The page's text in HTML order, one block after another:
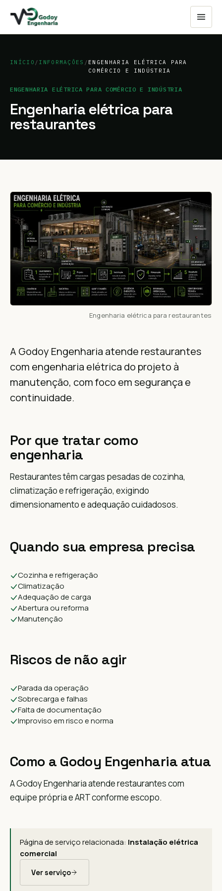
INÍCIO / INFORMAÇÕES / ENGENHARIA ELÉTRICA PARA
COMÉRCIO E INDÚSTRIA
ENGENHARIA ELÉTRICA PARA COMÉRCIO E INDÚSTRIA
Engenharia elétrica para
restaurantes
Engenharia elétrica para restaurantes
A Godoy Engenharia atende restaurantes
com engenharia elétrica do projeto à
manutenção, com foco em segurança e
continuidade.
Por que tratar como
engenharia
Restaurantes têm cargas pesadas de cozinha,
climatização e refrigeração, exigindo
dimensionamento e adequação cuidadosos.
Quando sua empresa precisa
Cozinha e refrigeração
Climatização
Adequação de carga
Abertura ou reforma
Manutenção
Riscos de não agir
Parada da operação
Sobrecarga e falhas
Falta de documentação
Improviso em risco e norma
Como a Godoy Engenharia atua
A Godoy Engenharia atende restaurantes com
equipe própria e ART conforme escopo.
Página de serviço relacionada: Instalação elétrica
comercial
Ver serviço